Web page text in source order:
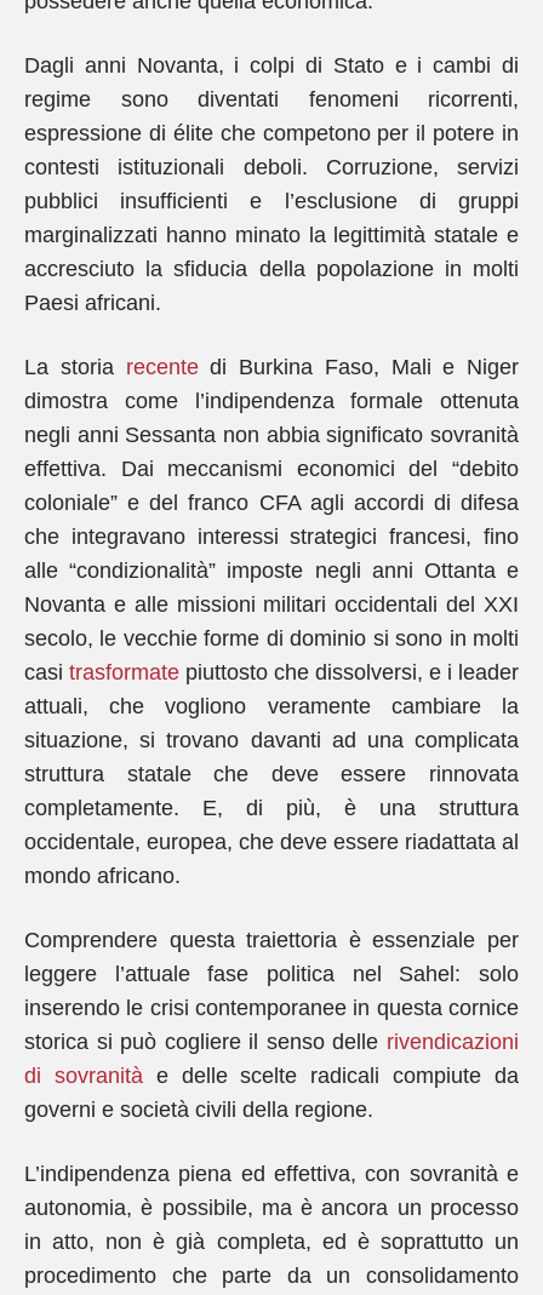
Dagli anni Novanta, i colpi di Stato e i cambi di
regime sono diventati fenomeni ricorrenti,
espressione di élite che competono per il potere in
contesti istituzionali deboli. Corruzione, servizi
pubblici insufficienti e l’esclusione di gruppi
marginalizzati hanno minato la legittimità statale e
accresciuto la sfiducia della popolazione in molti
Paesi africani.
La storia recentedi Burkina Faso, Mali e Niger
dimostra come l’indipendenza formale ottenuta
negli anni Sessanta non abbia significato sovranità
effettiva. Dai meccanismi economici del “debito
coloniale” e del franco CFA agli accordi di difesa
che integravano interessi strategici francesi, fino
alle “condizionalità” imposte negli anni Ottanta e
Novanta e alle missioni militari occidentali del XXI
secolo, le vecchie forme di dominio si sono in molti
casi trasformate piuttosto che dissolversi, e i leader
attuali, che vogliono veramente cambiare la
situazione, si trovano davanti ad una complicata
struttura statale che deve essere rinnovata
completamente. E, di più, è una struttura
occidentale, europea, che deve essere riadattata al
mondo africano.
Comprendere questa traiettoria è essenziale per
leggere l’attuale fase politica nel Sahel: solo
inserendo le crisi contemporanee in questa cornice
storica si può cogliere il senso delle rivendicazioni
di sovranitàe delle scelte radicali compiute da
governi e società civili della regione.
L’indipendenza piena ed effettiva, con sovranità e
autonomia, è possibile, ma è ancora un processo
in atto, non è già completa, ed è soprattutto un
procedimento che parte da un consolidamento